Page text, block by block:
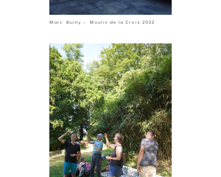
Marc Buchy – Moulin de la Croix 2022